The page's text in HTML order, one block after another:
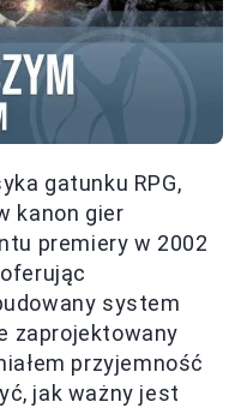
gatunku RPG,
kanon gier
premiery w 2002
system
zaprojektowany
przyjemność
jak ważny jest